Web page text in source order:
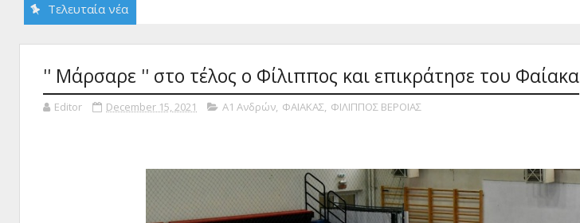
Τελευταία νέα
'' Μάρσαρε '' στο τέλος ο Φίλιππος και επικράτησε του Φαίακα
Editor December 15, 2021 Α1 Ανδρών, ΦΑΙΑΚΑΣ, ΦΙΛΙΠΠΟΣ ΒΕΡΟΙΑΣ